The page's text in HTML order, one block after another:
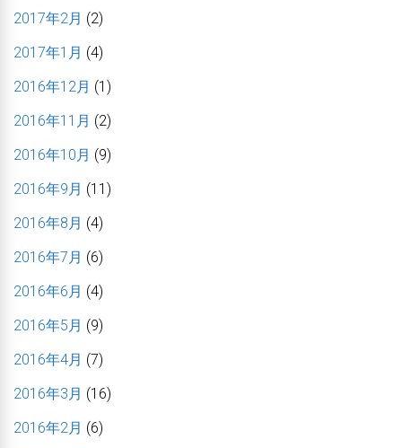
2017年2月 (2)
2017年1月 (4)
2016年12月 (1)
2016年11月 (2)
2016年10月 (9)
2016年9月 (11)
2016年8月 (4)
2016年7月 (6)
2016年6月 (4)
2016年5月 (9)
2016年4月 (7)
2016年3月 (16)
2016年2月 (6)